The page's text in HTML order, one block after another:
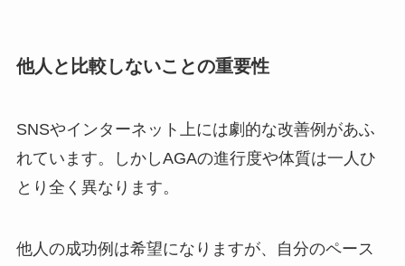
他人と比較しないことの重要性
SNSやインターネット上には劇的な改善例があふ
れています。しかしAGAの進行度や体質は一人ひ
とり全く異なります。
他人の成功例は希望になりますが、自分のペース